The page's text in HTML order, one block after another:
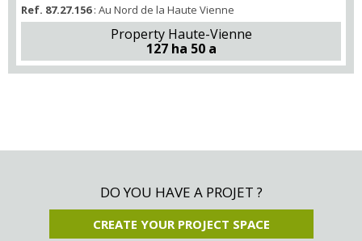
Ref. 87.27.156: Au Nord de la Haute Vienne
Property Haute-Vienne
127 ha 50 a
DO YOU HAVE A PROJET ?
CREATE YOUR PROJECT SPACE